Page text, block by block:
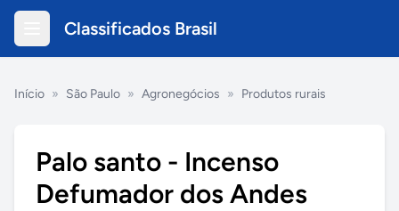
Classificados Brasil
Início » São Paulo » Agronegócios » Produtos rurais
Palo santo - Incenso
Defumador dos Andes